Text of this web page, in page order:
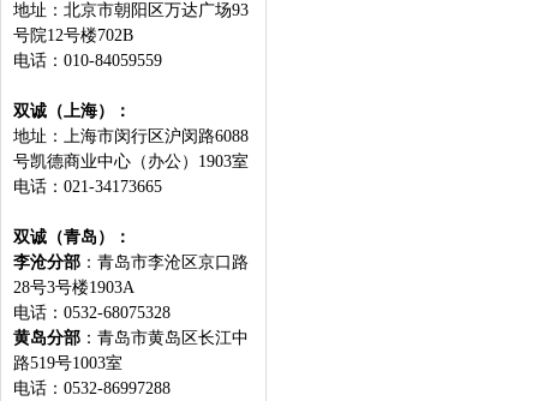
地址：北京市朝阳区万达广场93
号院12号楼702B
电话：010-84059559
双诚（上海）：
地址：上海市闵行区沪闵路6088
号凯德商业中心（办公）1903室
电话：021-34173665
双诚（青岛）：
李沧分部 ：青岛市李沧区京口路
28号3号楼1903A
电话：0532-68075328
黄岛分部 ：青岛市黄岛区长江中
路519号1003室
电话：0532-86997288